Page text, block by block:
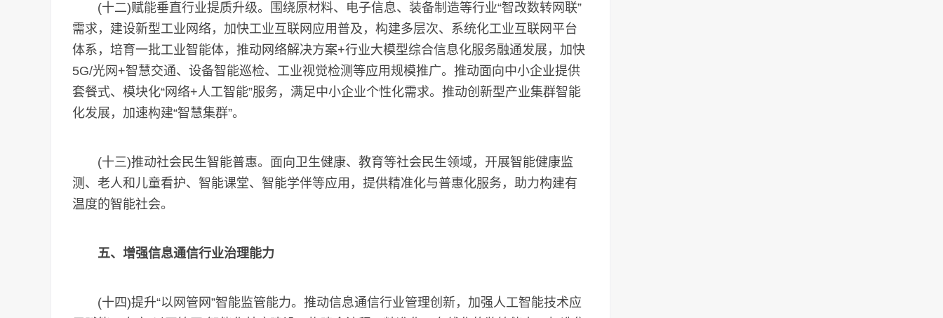
(十二)赋能垂直行业提质升级。围绕原材料、电子信息、装备制造等行业“智改数转网联”
需求，建设新型工业网络，加快工业互联网应用普及，构建多层次、系统化工业互联网平台
体系，培育一批工业智能体，推动网络解决方案+行业大模型综合信息化服务融通发展，加快
5G/光网+智慧交通、设备智能巡检、工业视觉检测等应用规模推广。推动面向中小企业提供
套餐式、模块化“网络+人工智能”服务，满足中小企业个性化需求。推动创新型产业集群智能
化发展，加速构建“智慧集群”。
(十三)推动社会民生智能普惠。面向卫生健康、教育等社会民生领域，开展智能健康监
测、老人和儿童看护、智能课堂、智能学伴等应用，提供精准化与普惠化服务，助力构建有
温度的智能社会。
五、增强信息通信行业治理能力
(十四)提升“以网管网”智能监管能力。推动信息通信行业管理创新，加强人工智能技术应